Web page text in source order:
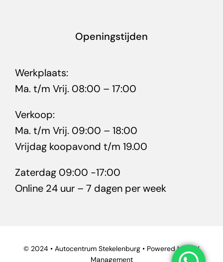
Openingstijden
Werkplaats:
Ma. t/m Vrij. 08:00 – 17:00
Verkoop:
Ma. t/m Vrij. 09:00 – 18:00
Vrijdag koopavond t/m 19.00
Zaterdag 09:00 -17:00
Online 24 uur – 7 dagen per week
© 2024 • Autocentrum Stekelenburg • Powered by
GW
Management